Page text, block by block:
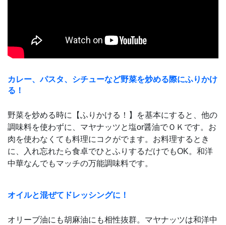
カレー、パスタ、シチューなど野菜を炒める際にふりかけ
る！
野菜を炒める時に【ふりかける！】を基本にすると、他の
調味料を使わずに、マヤナッツと塩or醤油でＯＫです。お
肉を使わなくても料理にコクがでます。お料理するとき
に、入れ忘れたら食卓でひとふりするだけでもOK。和洋
中華なんでもマッチの万能調味料です。
オイルと混ぜてドレッシングに！
オリーブ油にも胡麻油にも相性抜群。マヤナッツは和洋中